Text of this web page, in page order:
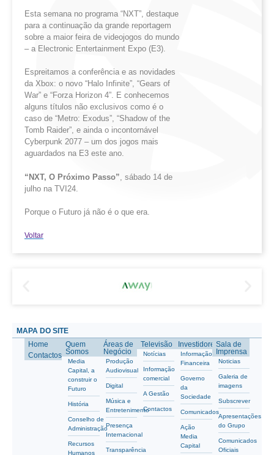
Esta semana no programa “NXT”, destaque
para a continuação da grande reportagem
sobre a maior feira de videojogos do mundo
– a Electronic Entertainment Expo (E3).
Espreitamos a conferência e as novidades
da Xbox: o novo “Halo Infinite”, “Gears of
War” e “Forza Horizon 4”. E conhecemos
alguns títulos não exclusivos como é o
caso de “Metro: Exodus”, “Shadow of the
Tomb Raider”, e ainda o incontornável
Cyberpunk 2077 – um dos jogos mais
aguardados na E3 este ano.
“NXT, O Próximo Passo” , sábado 14 de
julho na TVI24.
Porque o Futuro já não é o que era.
Voltar
MAPA DO SITE
Home
Contactos
Quem
Somos
Media
Capital, a
construir o
Futuro
História
Conselho de
Administração
Recursos
Humanos
Áreas de
Negócio
Produção
Audiovisual
Digital
Música e
Entretenimento
Presença
Internacional
Transparência
Televisão
Notícias
Informação
comercial
A Gestão
Contactos
Investidores
Informação
Financeira
Governo
da
Sociedade
Comunicados
Ação
Media
Capital
Sala de
Imprensa
Noticias
Galeria de
imagens
Subscrever
Apresentações
do Grupo
Comunicados
Oficiais